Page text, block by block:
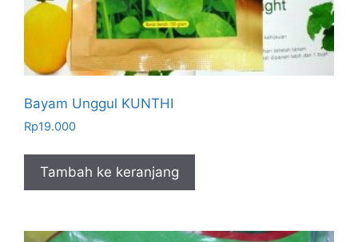
Bayam Unggul KUNTHI
Rp19.000
Tambah ke keranjang